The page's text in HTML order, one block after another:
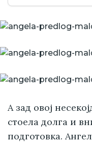
А зад овој
стоела долга и
подготовка.